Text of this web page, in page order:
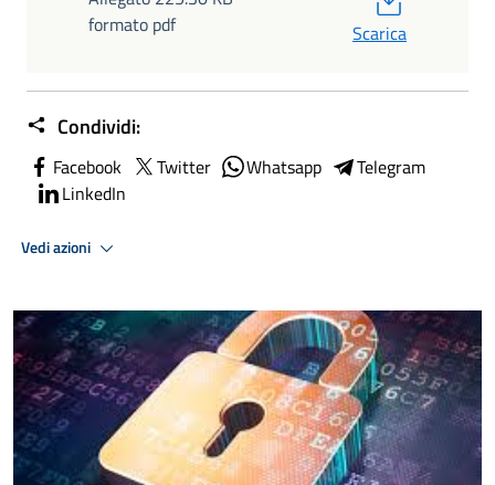
formato pdf
Scarica
Condividi:
Facebook Twitter Whatsapp
Telegram
LinkedIn
Vedi azioni